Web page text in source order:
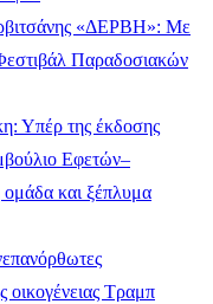
«ΔΕΡΒΗ»: Με
Παραδοσιακών
Υπέρ της έκδοσης
Εφετών–
ομάδα και ξέπλυμα
οικογένειας Τραμπ